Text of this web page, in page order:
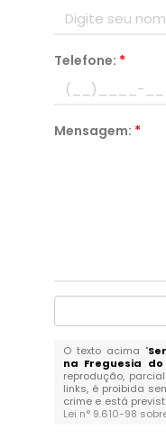
Telefone: *
Mensagem: *
O texto acima "
na Freguesia do
reprodução,
links, é proibida
crime e está
Lei n° 9.610-98